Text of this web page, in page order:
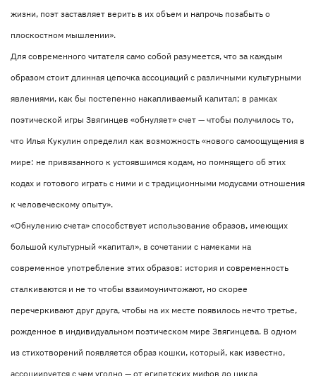
жизни, поэт заставляет верить в их объем и напрочь позабыть о
плоскостном мышлении».
Для современного читателя само собой разумеется, что за каждым
образом стоит длинная цепочка ассоциаций с различными культурными
явлениями, как бы постепенно накапливаемый капитал; в рамках
поэтической игры Звягинцев «обнуляет» счет — чтобы получилось то,
что Илья Кукулин определил как возможность «нового самоощущения в
мире: не привязанного к устоявшимся кодам, но помнящего об этих
кодах и готового играть с ними и с традиционными модусами отношения
к человеческому опыту».
«Обнулению счета» способствует использование образов, имеющих
большой культурный «капитал», в сочетании с намеками на
современное употребление этих образов: история и современность
сталкиваются и не то чтобы взаимоуничтожают, но скорее
перечеркивают друг друга, чтобы на их месте появилось нечто третье,
рожденное в индивидуальном поэтическом мире Звягинцева. В одном
из стихотворений появляется образ кошки, который, как известно,
ассоциируется с чем угодно — от египетских мифов до цикла